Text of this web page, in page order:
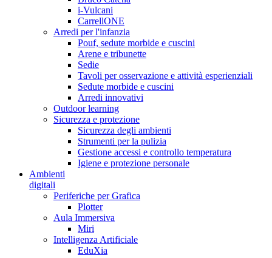
i-Vulcani
CarrellONE
Arredi per l'infanzia
Pouf, sedute morbide e cuscini
Arene e tribunette
Sedie
Tavoli per osservazione e attività esperienziali
Sedute morbide e cuscini
Arredi innovativi
Outdoor learning
Sicurezza e protezione
Sicurezza degli ambienti
Strumenti per la pulizia
Gestione accessi e controllo temperatura
Igiene e protezione personale
Ambienti
digitali
Periferiche per Grafica
Plotter
Aula Immersiva
Miri
Intelligenza Artificiale
EduXia